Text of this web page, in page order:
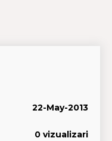
22-May-2013
0 vizualizari